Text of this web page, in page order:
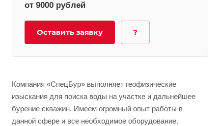
от 9000 рублей
Оставить заявку ?
Компания «СпецБур» выполняет геофизические
изыскания для поиска воды на участке и дальнейшее
бурение скважин. Имеем огромный опыт работы в
данной сфере и все необходимое оборудование.